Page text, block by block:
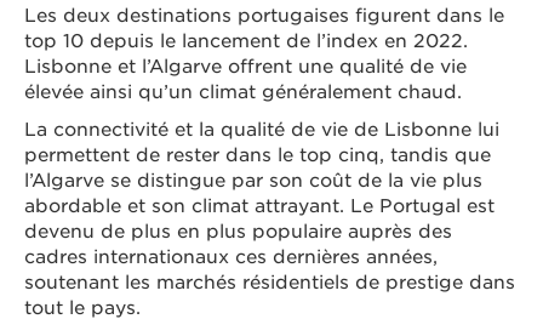
Les deux destinations portugaises figurent dans le
top 10 depuis le lancement de l’index en 2022.
Lisbonne et l’Algarve offrent une qualité de vie
élevée ainsi qu’un climat généralement chaud.
La connectivité et la qualité de vie de Lisbonne lui
permettent de rester dans le top cinq, tandis que
l’Algarve se distingue par son coût de la vie plus
abordable et son climat attrayant. Le Portugal est
devenu de plus en plus populaire auprès des
cadres internationaux ces dernières années,
soutenant les marchés résidentiels de prestige dans
tout le pays.